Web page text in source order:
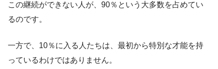
この継続ができない人が、90％という大多数を占めてい
るのです。
一方で、10％に入る人たちは、最初から特別な才能を持
っているわけではありません。